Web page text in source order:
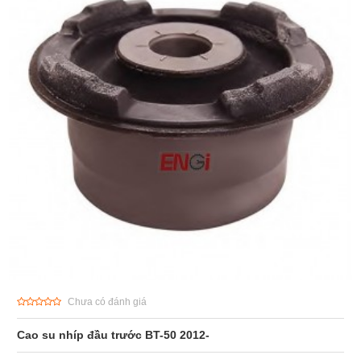
Chưa có đánh giá
Cao su nhíp đầu trước BT-50 2012-